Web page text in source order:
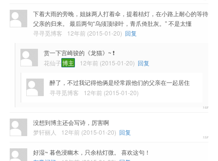
下着大雨的旁晚，姐妹两人打着伞，提着桔灯，在小路上耐心的等待
父亲的归来。 最后两句“乌须顶绿叶，青爪倚肚灰。” 不是太懂
寻寻觅博客
12年前 (2015-01-20) 回复
赏一下宫崎骏的《龙猫》~ ❗
花仙子博主 12年前 (2015-01-20) 回复
醉了，不过我记得他俩是经常跟他们的父亲在一起居住
寻寻觅博客
12年前 (2015-01-20)
没想到博主还会写诗，厉害啊
梦轩丽人
12年前 (2015-01-20) 回复
好湿~ 暮色浸幽木，只余桔灯微。 喜欢这句！